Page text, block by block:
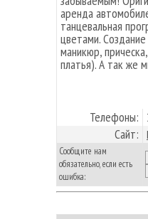
аренда
танцевальная
цветами.
маникюр,
платья). А так же
Телефоны:
Сайт:
Сообщите нам
обязательно, если есть
ошибка: